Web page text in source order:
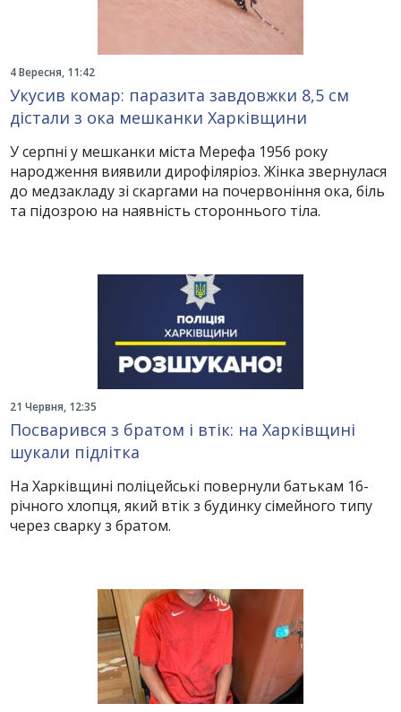
4 Вересня, 11:42
Укусив комар: паразита завдовжки 8,5 см
дістали з ока мешканки Харківщини
У серпні у мешканки міста Мерефа 1956 року
народження виявили дирофіляріоз. Жінка звернулася
до медзакладу зі скаргами на почервоніння ока, біль
та підозрою на наявність стороннього тіла.
21 Червня, 12:35
Посварився з братом і втік: на Харківщині
шукали підлітка
На Харківщині поліцейські повернули батькам 16-
річного хлопця, який втік з будинку сімейного типу
через сварку з братом.